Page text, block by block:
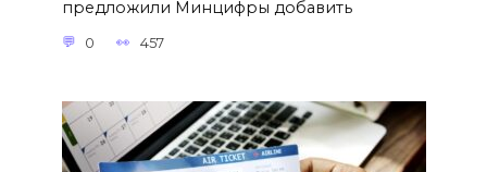
предложили Минцифры добавить
0 457